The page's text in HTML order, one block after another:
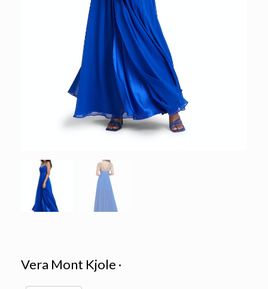
Vera Mont Kjole ·